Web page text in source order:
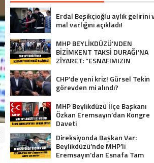
Erdal Beşikçioğlu aylık gelirini
mal varlığını açıkladı!
MHP BEYLİKDÜZÜ’NDEN
BİZİMKENT TAKSİ DURAĞI’NA
ZİYARET: “ESNAFIMIZIN
CHP’de yeni kriz! Gürsel Tekin
görevden mi alındı?
MHP Beylikdüzü İlçe Başkanı
Özkan Eremsayın’dan Kongre
Daveti
Direksiyonda Başkan Var:
Beylikdüzü’nde MHP’li
Eremsayın’dan Esnafa Tam